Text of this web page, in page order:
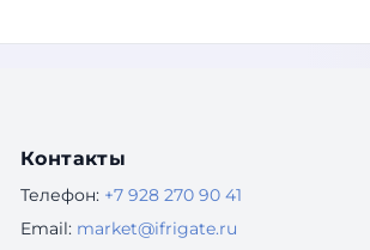
Контакты
Телефон: +7 928 270 90 41
Email: market@ifrigate.ru